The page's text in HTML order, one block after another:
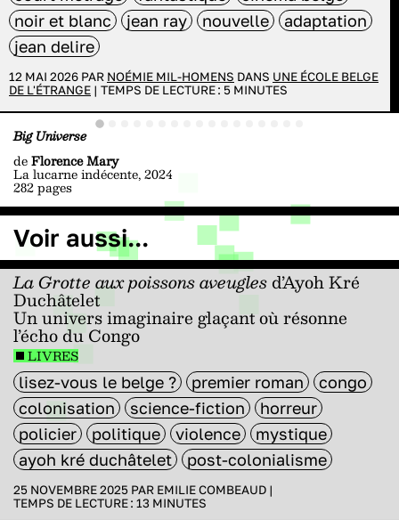
noir et blanc
jean ray nouvelle
adaptation
jean delire
12 MAI 2026 PAR NOÉMIE MIL-HOMENS DANS UNE ÉCOLE BELGE
DE L'ÉTRANGE | TEMPS DE LECTURE : 5 MINUTES
Big Universe
deFlorence Mary
La lucarne indécente, 2024
282 pages
Voir aussi...
La Grotte aux poissons aveuglesd’Ayoh Kré
Duchâtelet
Un univers imaginaire glaçant où résonne
l’écho du Congo
LIVRES
lisez-vous le belge ? premier roman
congo
colonisation
science-fiction
horreur
policier
politique violence
mystique
ayoh kré duchâtelet
post-colonialisme
25 NOVEMBRE 2025 PAR EMILIE COMBEAUD |
TEMPS DE LECTURE : 13 MINUTES